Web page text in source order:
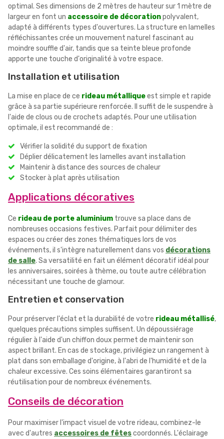
optimal. Ses dimensions de 2 mètres de hauteur sur 1 mètre de
largeur en font un accessoire de décorationpolyvalent,
adapté à différents types d'ouvertures. La structure en lamelles
réfléchissantes crée un mouvement naturel fascinant au
moindre souffle d'air, tandis que sa teinte bleue profonde
apporte une touche d'originalité à votre espace.
Installation et utilisation
La mise en place de ce rideau métalliqueest simple et rapide
grâce à sa partie supérieure renforcée. Il suffit de le suspendre à
l'aide de clous ou de crochets adaptés. Pour une utilisation
optimale, il est recommandé de :
Vérifier la solidité du support de fixation
Déplier délicatement les lamelles avant installation
Maintenir à distance des sources de chaleur
Stocker à plat après utilisation
Applications décoratives
Ce rideau de porte aluminium trouve sa place dans de
nombreuses occasions festives. Parfait pour délimiter des
espaces ou créer des zones thématiques lors de vos
événements, il s'intègre naturellement dans vos décorations
de salle. Sa versatilité en fait un élément décoratif idéal pour
les anniversaires, soirées à thème, ou toute autre célébration
nécessitant une touche de glamour.
Entretien et conservation
Pour préserver l'éclat et la durabilité de votre rideau métallisé,
quelques précautions simples suffisent. Un dépoussiérage
régulier à l'aide d'un chiffon doux permet de maintenir son
aspect brillant. En cas de stockage, privilégiez un rangement à
plat dans son emballage d'origine, à l'abri de l'humidité et de la
chaleur excessive. Ces soins élémentaires garantiront sa
réutilisation pour de nombreux événements.
Conseils de décoration
Pour maximiser l'impact visuel de votre rideau, combinez-le
avec d'autres accessoires de fêtescoordonnés. L'éclairage